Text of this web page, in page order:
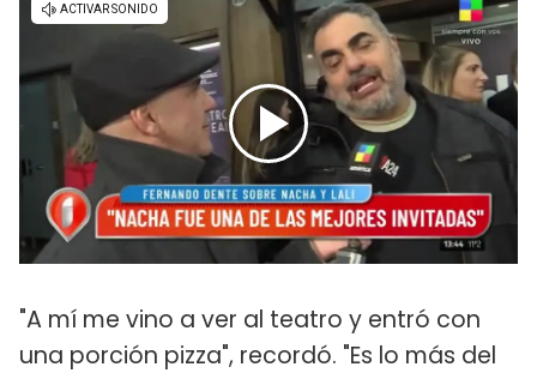
"A mí me vino a ver al teatro y entró con
una porción pizza", recordó. "Es lo más del